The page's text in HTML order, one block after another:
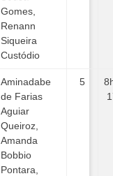
Gomes,
Renann
Siqueira
Custódio
Aminadabe
de Farias
Aguiar
Queiroz,
Amanda
Bobbio
Pontara,
5